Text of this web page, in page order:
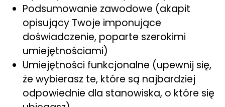
Podsumowanie zawodowe (akapit
opisujący Twoje imponujące
doświadczenie, poparte szerokimi
umiejętnościami)
Umiejętności funkcjonalne (upewnij się,
że wybierasz te, które są najbardziej
odpowiednie dla stanowiska, o które się